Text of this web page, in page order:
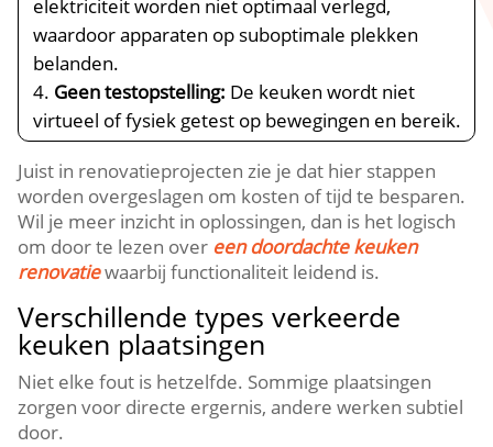
elektriciteit worden niet optimaal verlegd,
waardoor apparaten op suboptimale plekken
belanden.​
Geen testopstelling: De keuken wordt niet
virtueel of fysiek getest op bewegingen en bereik.​
Juist in renovatieprojecten zie je dat hier stappen
worden overgeslagen om kosten of tijd te besparen.​
Wil je meer inzicht in oplossingen, dan is het logisch
om door te lezen over een doordachte keuken
renovatiewaarbij functionaliteit leidend is.​
Verschillende types verkeerde
keuken plaatsingen
Niet elke fout is hetzelfde.​ Sommige plaatsingen
zorgen voor directe ergernis, andere werken subtiel
door.​